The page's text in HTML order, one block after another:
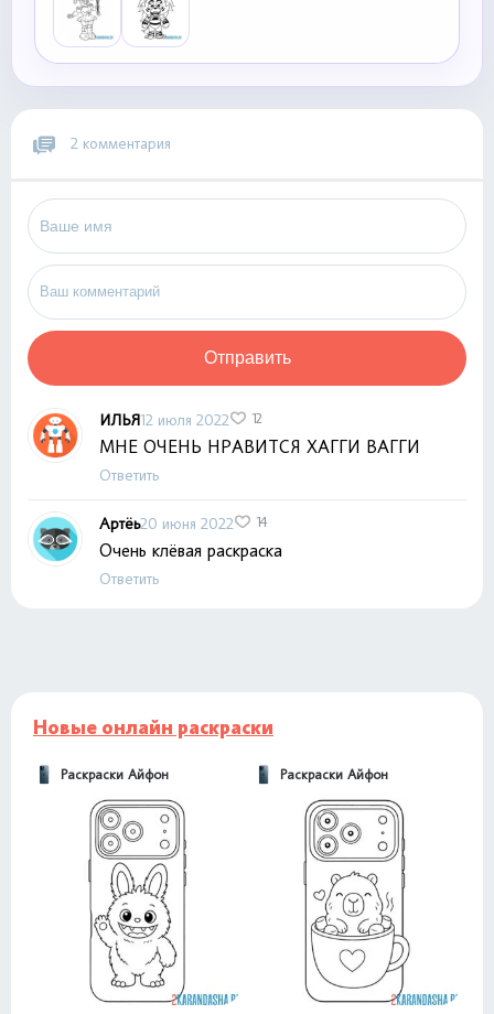
2 комментария
Отправить
ИЛЬЯ12 июля 2022 12
МНЕ ОЧЕНЬ НРАВИТСЯ ХАГГИ ВАГГИ
Ответить
Артёь20 июня 2022 14
Очень клёвая раскраска
Ответить
Новые онлайн раскраски
Раскраски Айфон Раскраски Айфон